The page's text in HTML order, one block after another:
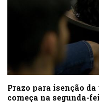
Prazo para isenção
começa na segunda-